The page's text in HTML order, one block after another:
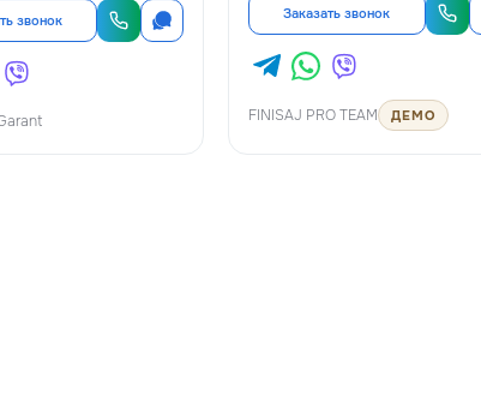
звонок Заказать звонок
FINISAJ PRO TEAM ДЕМО